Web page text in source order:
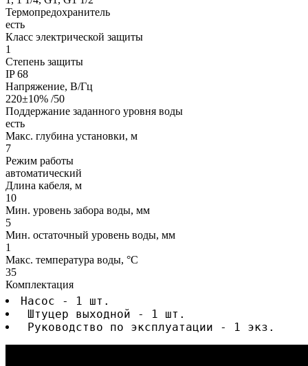
Термопредохранитель
есть
Класс электрической защиты
1
Степень защиты
IP 68
Напряжение, В/Гц
220±10% /50
Поддержание заданного уровня воды
есть
Макс. глубина установки, м
7
Режим работы
автоматический
Длина кабеля, м
10
Мин. уровень забора воды, мм
5
Мин. остаточный уровень воды, мм
1
Макс. температура воды, °C
35
Комплектация
Насос - 1 шт.
Штуцер выходной - 1 шт.
Руководство по эксплуатации - 1 экз.